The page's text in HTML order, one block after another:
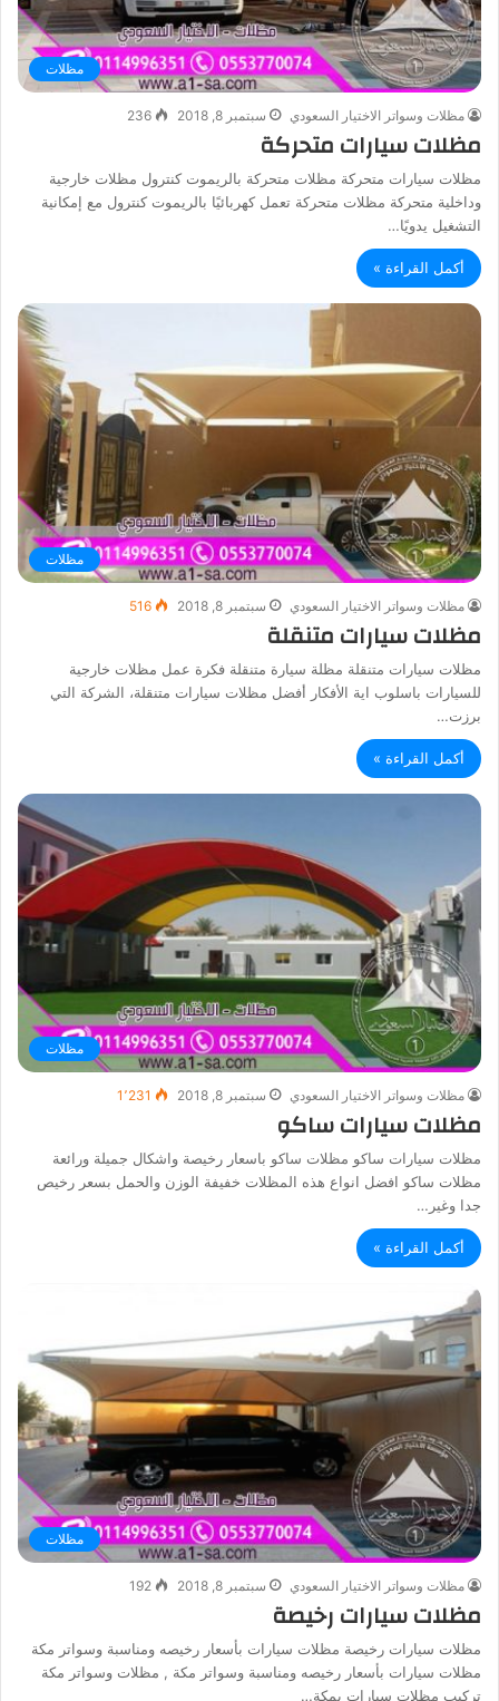
مظلات
مظلات وسواتر الاختيار السعودي سبتمبر 8, 2018 236
مظلات سيارات متحركة
مظلات سيارات متحركة مظلات متحركة بالريموت كنترول مظلات خارجية
وداخلية متحركة مظلات متحركة تعمل كهربائيًا بالريموت كنترول مع إمكانية
التشغيل يدويًا…
أكمل القراءة »
مظلات
مظلات وسواتر الاختيار السعودي سبتمبر 8, 2018 516
مظلات سيارات متنقلة
مظلات سيارات متنقلة مظلة سيارة متنقلة فكرة عمل مظلات خارجية
للسيارات باسلوب اية الأفكار أفضل مظلات سيارات متنقلة، الشركة التي
برزت…
أكمل القراءة »
مظلات
مظلات وسواتر الاختيار السعودي سبتمبر 8, 2018 1٬231
مظلات سيارات ساكو
مظلات سيارات ساكو مظلات ساكو باسعار رخيصة واشكال جميلة ورائعة
مظلات ساكو افضل انواع هذه المظلات خفيفة الوزن والحمل بسعر رخيص
جدا وغير…
أكمل القراءة »
مظلات
مظلات وسواتر الاختيار السعودي سبتمبر 8, 2018 192
مظلات سيارات رخيصة
مظلات سيارات رخيصة مظلات سيارات بأسعار رخيصه ومناسبة وسواتر مكة
مظلات سيارات بأسعار رخيصه ومناسبة وسواتر مكة , مظلات وسواتر مكة
تركيب مظلات سيارات بمكة…